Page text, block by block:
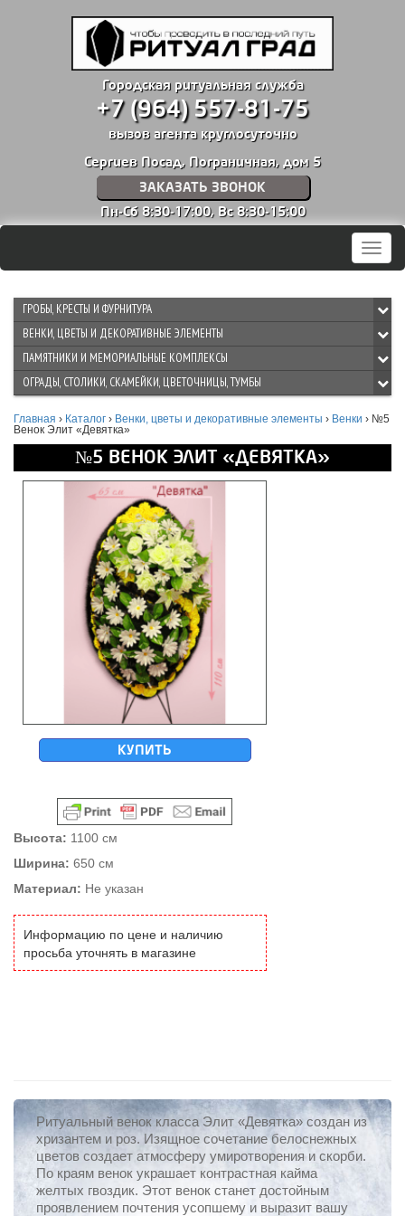
Городская ритуальная служба
+7 (964) 557-81-75
вызов агента круглосуточно
Сергиев Посад, Пограничная, дом 5
ЗАКАЗАТЬ ЗВОНОК
Пн-Сб 8:30-17:00, Вс 8:30-15:00
Меню
ГРОБЫ, КРЕСТЫ И ФУРНИТУРА
ВЕНКИ, ЦВЕТЫ И ДЕКОРАТИВНЫЕ ЭЛЕМЕНТЫ
ПАМЯТНИКИ И МЕМОРИАЛЬНЫЕ КОМПЛЕКСЫ
ОГРАДЫ, СТОЛИКИ, СКАМЕЙКИ, ЦВЕТОЧНИЦЫ, ТУМБЫ
Главная › Каталог › Венки, цветы и декоративные элементы › Венки › №5
Венок Элит «Девятка»
№5 ВЕНОК ЭЛИТ «ДЕВЯТКА»
КУПИТЬ
Высота: 1100 см
Ширина: 650 см
Материал: Не указан
Информацию по цене и наличию
просьба уточнять в магазине
Ритуальный венок класса Элит «Девятка» создан из
хризантем и роз. Изящное сочетание белоснежных
цветов создает атмосферу умиротворения и скорби.
По краям венок украшает контрастная кайма
желтых гвоздик. Этот венок станет достойным
проявлением почтения усопшему и выразит вашу